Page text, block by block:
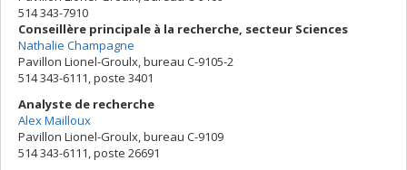
514 343-7910
Conseillère principale à la recherche, secteur Sciences
Nathalie Champagne
Pavillon Lionel-Groulx, bureau C-9105-2
514 343-6111, poste 3401
Analyste de recherche
Alex Mailloux
Pavillon Lionel-Groulx, bureau C-9109
514 343-6111, poste 26691